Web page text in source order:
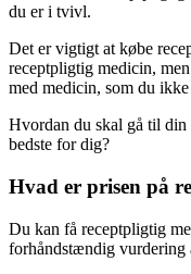
du er i tvivl.
Det er vigtigt at købe
receptpligtig medicin,
med medicin, som du ikke
Hvordan du skal gå til
bedste for dig?
Hvad er prisen på
Du kan få receptpligtig
forhåndstændig vurdering